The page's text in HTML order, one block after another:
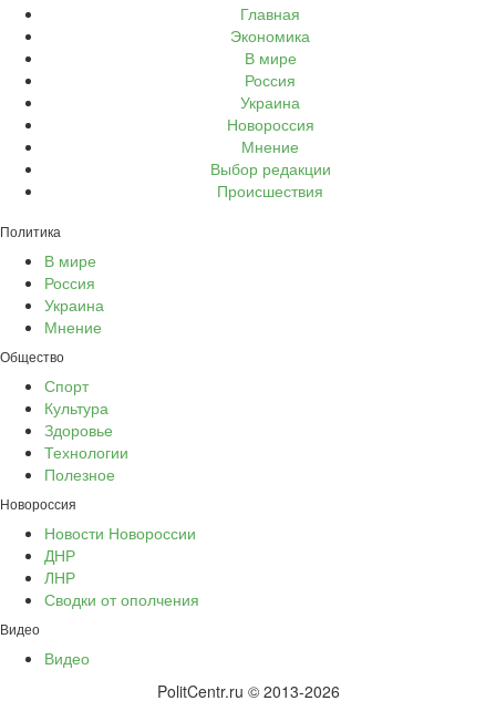
Главная
Экономика
В мире
Россия
Украина
Новороссия
Мнение
Выбор редакции
Происшествия
Политика
В мире
Россия
Украина
Мнение
Общество
Спорт
Культура
Здоровье
Технологии
Полезное
Новороссия
Новости Новороссии
ДНР
ЛНР
Сводки от ополчения
Видео
Видео
PolitCentr.ru © 2013-2026